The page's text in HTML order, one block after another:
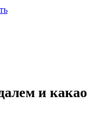
и какао